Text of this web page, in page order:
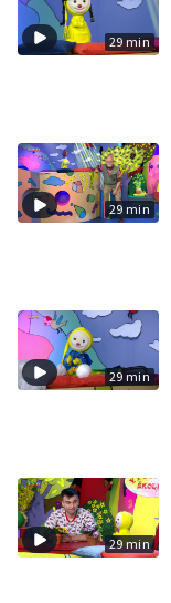
29 min
29 min
29 min
29 min